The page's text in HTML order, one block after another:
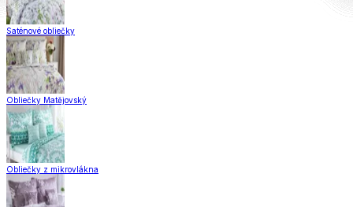
Saténové obliečky
Obliečky Matějovský
Obliečky z mikrovlákna